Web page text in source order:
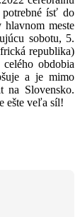
ísť do
hlavnom meste
sobotu, 5.
republika)
obdobia
a je mimo
na Slovensko.
ešte veľa síl!